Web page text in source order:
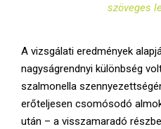
szöveges
A vizsgálati eredmények
nagyságrendnyi különbség
szalmonella
erőteljesen csomósodó
után – a visszamaradó